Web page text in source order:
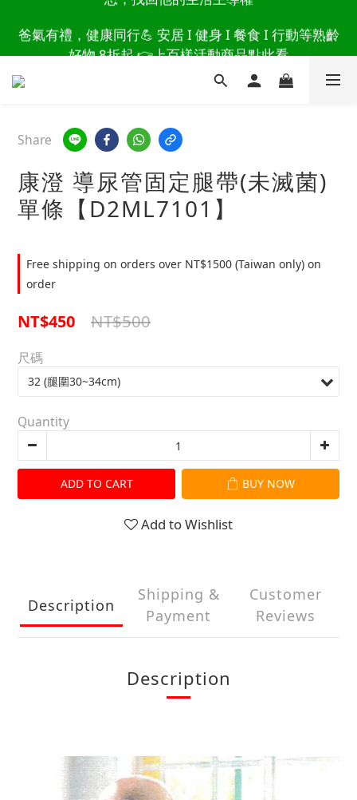
思，找回他的生活主導權
好物 8折起 👉上百樣活動商品點此看
讀懂爸爸總說「不用買」的堅強 👉 3大生活貼心巧
思，找回他的生活主導權
Share
康澄 導尿管固定腿帶(未滅菌)
單條【D2ML7101】
Free shipping on orders over NT$1500 (Taiwan only) on
order
NT$450 NT$500
尺碼
Quantity
ADD TO CART BUY NOW
Add to Wishlist
Description
Shipping &
Payment
Customer
Reviews
Description